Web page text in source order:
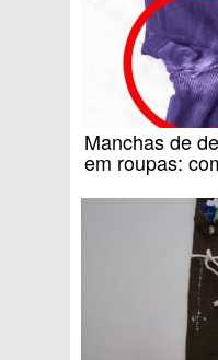
Manchas de
em roupas: